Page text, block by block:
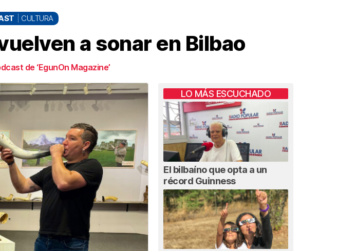
CULTURA
a sonar en Bilbao
de ‘EgunOn Magazine’
LO MÁS ESCUCHADO
El bilbaíno que opta a un
récord Guinness